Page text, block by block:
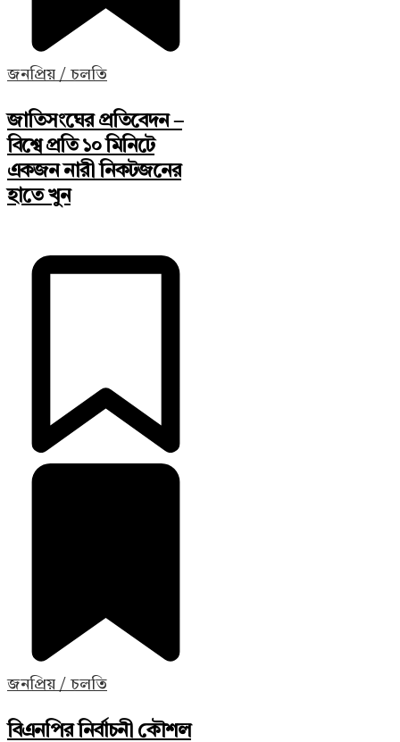
জনপ্রিয় / চলতি
জাতিসংঘের প্রতিবেদন –
বিশ্বে প্রতি ১০ মিনিটে
একজন নারী নিকটজনের
হাতে খুন
জনপ্রিয় / চলতি
বিএনপির নির্বাচনী কৌশল